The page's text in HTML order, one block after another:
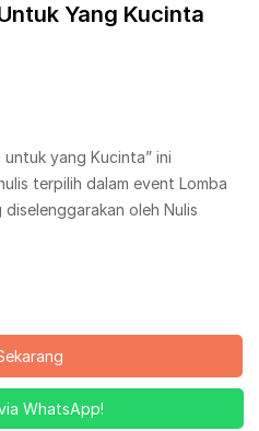
Yang Kucinta
yang Kucinta” ini
terpilih dalam event Lomba
oleh Nulis
WhatsApp!